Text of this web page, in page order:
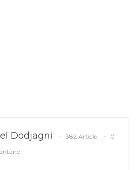
Dodjagni 382 Article
0